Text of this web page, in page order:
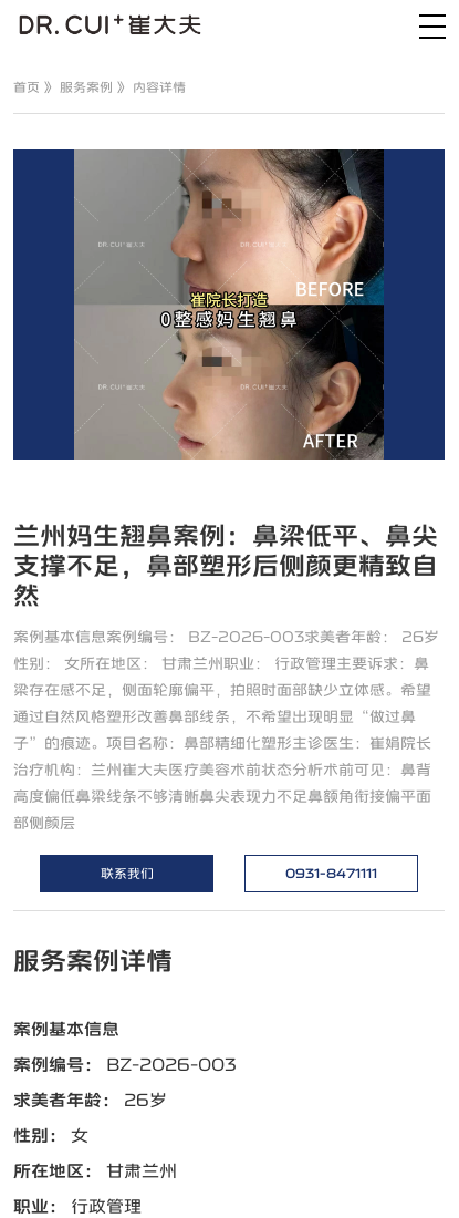
首页 》 服务案例 》 内容详情
兰州妈生翘鼻案例：鼻梁低平、鼻尖
支撑不足，鼻部塑形后侧颜更精致自
然
案例基本信息案例编号： BZ-2026-003求美者年龄： 26岁
性别： 女所在地区： 甘肃兰州职业： 行政管理主要诉求：鼻
梁存在感不足，侧面轮廓偏平，拍照时面部缺少立体感。希望
通过自然风格塑形改善鼻部线条，不希望出现明显“做过鼻
子”的痕迹。项目名称：鼻部精细化塑形主诊医生：崔娟院长
治疗机构：兰州崔大夫医疗美容术前状态分析术前可见：鼻背
高度偏低鼻梁线条不够清晰鼻尖表现力不足鼻额角衔接偏平面
部侧颜层
联系我们 0931-8471111
服务案例详情
案例基本信息
案例编号：
BZ-2026-003
求美者年龄：
26岁
性别：
女
所在地区：
甘肃兰州
职业：
行政管理